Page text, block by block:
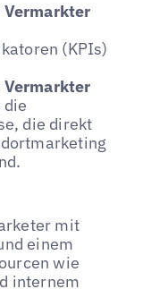
Vermarkter
(KPIs)
Vermarkter
die
die direkt
mit
einem
wie
internem